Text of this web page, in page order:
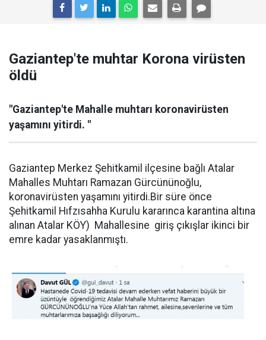
Gaziantep'te muhtar Korona virüsten
öldü
"Gaziantep'te Mahalle muhtarı koronavirüsten
yaşamını yitirdi. "
Gaziantep Merkez Şehitkamil ilçesine bağlı Atalar
Mahalles Muhtarı Ramazan Gürcününoğlu,
koronavirüsten yaşamını yitirdi.Bir süre önce
Şehitkamil Hıfzısahha Kurulu kararınca karantina altına
alınan Atalar KÖY) Mahallesine giriş çıkışlar ikinci bir
emre kadar yasaklanmıştı.